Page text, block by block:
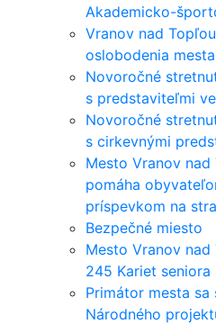
Akademicko-
Vranov nad
oslobodenia mesta
Novoročné
s predstaviteľmi
Novoročné
s cirkevnými
Mesto Vranov
pomáha
príspevkom na
Bezpečné miesto
Mesto Vranov
245 Kariet seniora
Primátor mesta
Národného